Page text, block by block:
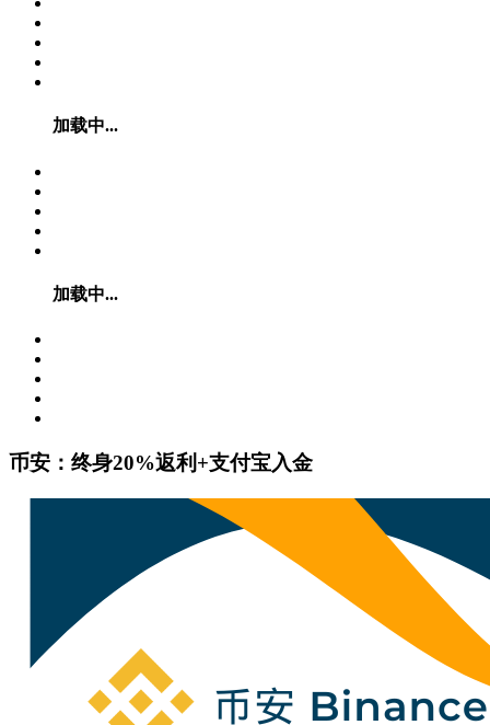
加载中...
加载中...
币安：终身20%返利+支付宝入金